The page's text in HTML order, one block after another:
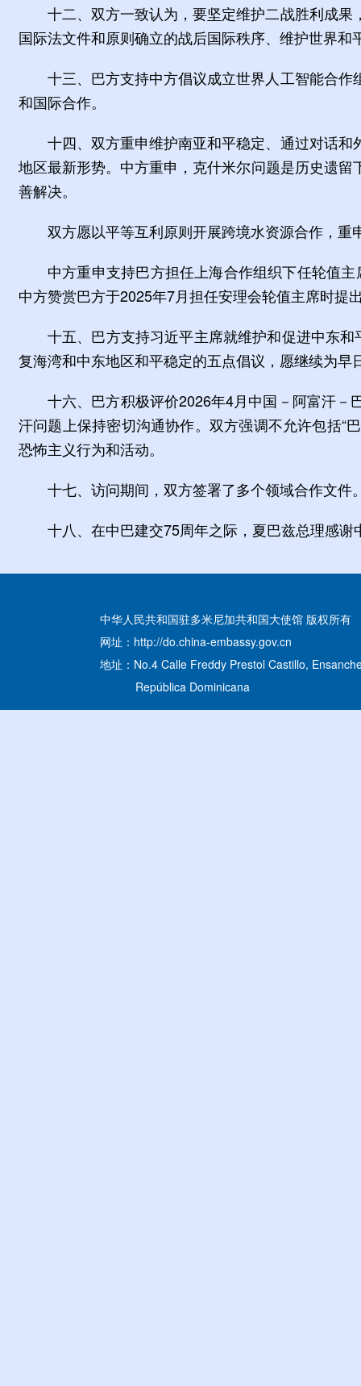
十二、双方一致认为，要坚定维护二战胜利成
国际法文件和原则确立的战后国际秩序、维护世界
十三、巴方支持中方倡议成立世界人工智能合
和国际合作。
十四、双方重申维护南亚和平稳定、通过对话
地区最新形势。中方重申，克什米尔问题是历史遗
善解决。
双方愿以平等互利原则开展跨境水资源合作，
中方重申支持巴方担任上海合作组织下任轮值
中方赞赏巴方于2025年7月担任安理会轮值主席时
十五、巴方支持习近平主席就维护和促进中东
复海湾和中东地区和平稳定的五点倡议，愿继续为
十六、巴方积极评价2026年4月中国－阿富汗
汗问题上保持密切沟通协作。双方强调不允许包括“
恐怖主义行为和活动。
十七、访问期间，双方签署了多个领域合作文件
十八、在中巴建交75周年之际，夏巴兹总理感
中华人民共和国驻多米尼加共和国大使馆 版权所有
网址：http://do.china-embassy.gov.cn
地址：No.4 Calle Freddy Prestol Castillo,
República Dominicana